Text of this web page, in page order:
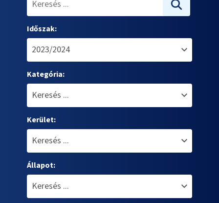
Időszak:
Kategória:
Kerület:
Állapot: